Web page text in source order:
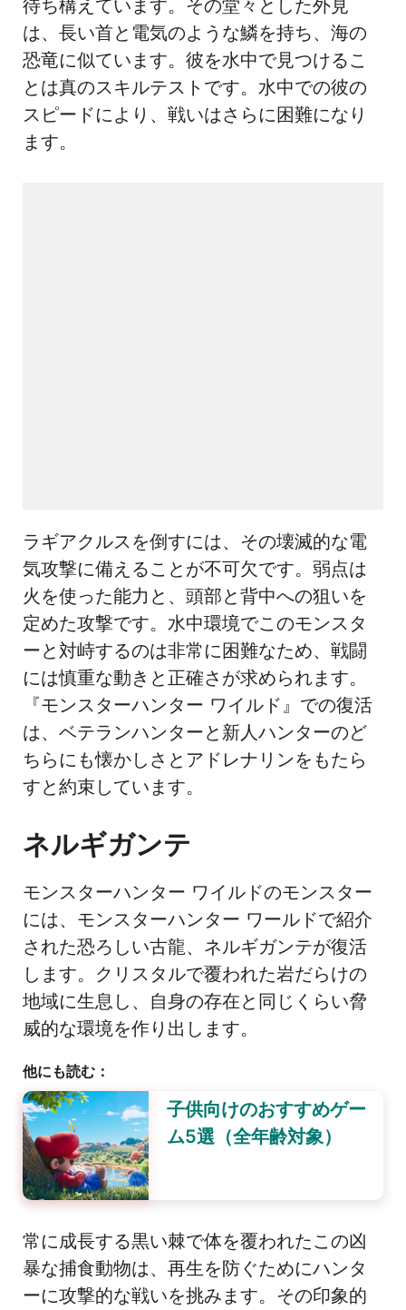
待ち構えています。その堂々とした外見
は、長い首と電気のような鱗を持ち、海の
恐竜に似ています。彼を水中で見つけるこ
とは真のスキルテストです。水中での彼の
スピードにより、戦いはさらに困難になり
ます。
ラギアクルスを倒すには、その壊滅的な電
気攻撃に備えることが不可欠です。弱点は
火を使った能力と、頭部と背中への狙いを
定めた攻撃です。水中環境でこのモンスタ
ーと対峙するのは非常に困難なため、戦闘
には慎重な動きと正確さが求められます。
『モンスターハンター ワイルド』での復活
は、ベテランハンターと新人ハンターのど
ちらにも懐かしさとアドレナリンをもたら
すと約束しています。
ネルギガンテ
モンスターハンター ワイルドのモンスター
には、モンスターハンター ワールドで紹介
された恐ろしい古龍、ネルギガンテが復活
します。クリスタルで覆われた岩だらけの
地域に生息し、自身の存在と同じくらい脅
威的な環境を作り出します。
他にも読む：
子供向けのおすすめゲー
ム5選（全年齢対象）
常に成長する黒い棘で体を覆われたこの凶
暴な捕食動物は、再生を防ぐためにハンタ
ーに攻撃的な戦いを挑みます。その印象的